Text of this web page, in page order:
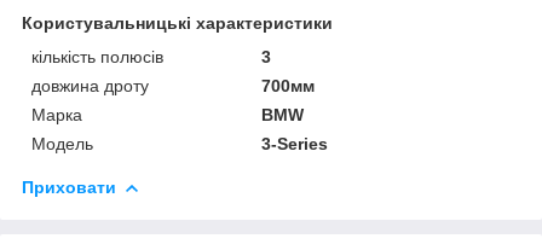
Користувальницькі характеристики
кількість полюсів
3
довжина дроту
700мм
Марка
BMW
Модель
3-Series
Приховати